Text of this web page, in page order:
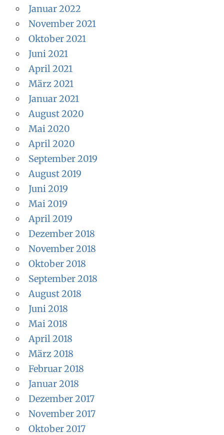
Januar 2022
November 2021
Oktober 2021
Juni 2021
April 2021
März 2021
Januar 2021
August 2020
Mai 2020
April 2020
September 2019
August 2019
Juni 2019
Mai 2019
April 2019
Dezember 2018
November 2018
Oktober 2018
September 2018
August 2018
Juni 2018
Mai 2018
April 2018
März 2018
Februar 2018
Januar 2018
Dezember 2017
November 2017
Oktober 2017